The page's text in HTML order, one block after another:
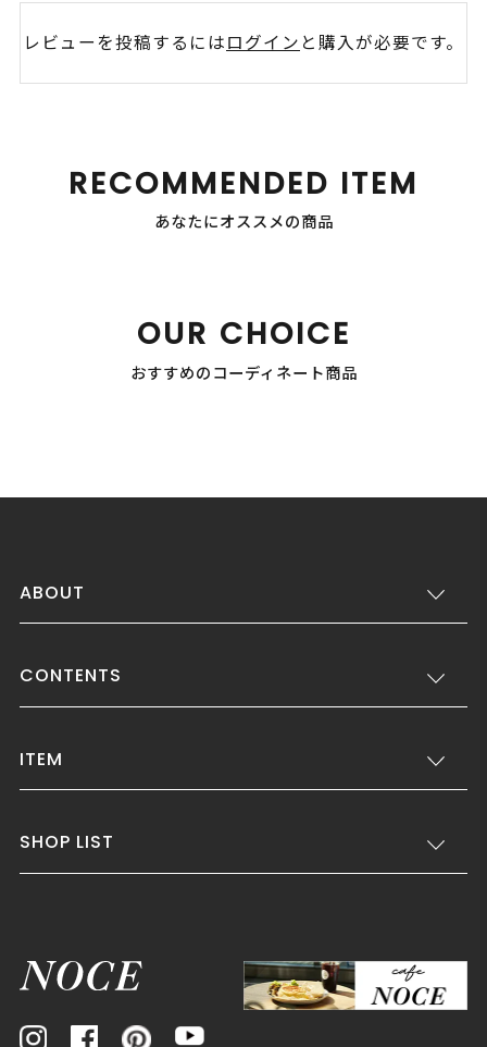
レビューを投稿するにはログイン と購入が必要です。
RECOMMENDED ITEM
あなたにオススメの商品
OUR CHOICE
おすすめのコーディネート商品
ABOUT
CONTENTS
ITEM
SHOP LIST